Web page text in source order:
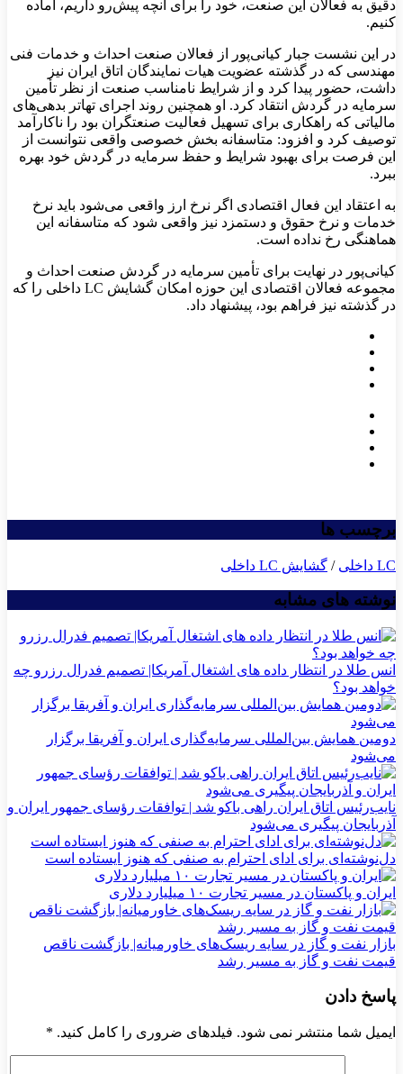
دقیق به فعالان این صنعت، خود را برای آنچه پیش‌رو داریم، آماده
کنیم.
در این نشست جبار کیانی‌پور از فعالان صنعت احداث و خدمات فنی
مهندسی که در گذشته عضویت هیات نمایندگان اتاق ایران نیز
داشت، حضور پیدا کرد و از شرایط نامناسب صنعت از نظر تأمین
سرمایه در گردش انتقاد کرد. او همچنین روند اجرای تهاتر بدهی‌های
مالیاتی که راهکاری برای تسهیل فعالیت صنعتگران بود را ناکارآمد
توصیف کرد و افزود: متاسفانه بخش خصوصی واقعی نتوانست از
این فرصت برای بهبود شرایط و حفظ سرمایه در گردش خود بهره
ببرد.
به اعتقاد این فعال اقتصادی اگر نرخ ارز واقعی می‌شود باید نرخ
خدمات و نرخ حقوق و دستمزد نیز واقعی شود که متاسفانه این
هماهنگی رخ نداده است.
کیانی‌پور در نهایت برای تأمین سرمایه در گردش صنعت احداث و
مجموعه فعالان اقتصادی این حوزه امکان گشایش LC داخلی را که
در گذشته نیز فراهم بود، پیشنهاد داد.
برچسب ها
LC داخلی / گشایش LC داخلی
نوشته های مشابه
انس طلا در انتظار داده های اشتغال آمریکا| تصمیم فدرال رزرو چه
خواهد بود؟
دومین همایش بین‌المللی سرمایه‌گذاری ایران و آفریقا برگزار
می‌شود
نایب‌رئیس اتاق ایران راهی باکو شد | توافقات رؤسای جمهور ایران و
آذربایجان پیگیری می‌شود
دل‌نوشته‌ای برای ادای احترام به صنفی که هنوز ایستاده است
ایران و پاکستان در مسیر تجارت ۱۰ میلیارد دلاری
بازار نفت و گاز در سایه ریسک‌های خاورمیانه| بازگشت ناقص
قیمت نفت و گاز به مسیر رشد
پاسخ دادن
ایمیل شما منتشر نمی شود. فیلدهای ضروری را کامل کنید. *